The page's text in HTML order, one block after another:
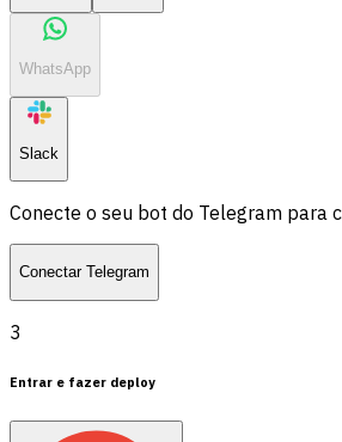
WhatsApp
Slack
Conecte o seu bot do Telegram para
Conectar Telegram
3
Entrar e fazer deploy